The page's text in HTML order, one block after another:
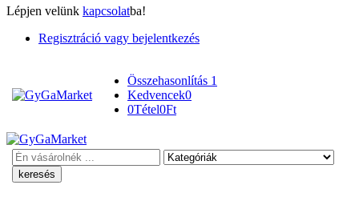
Lépjen velünk kapcsolatba!
Regisztráció vagy bejelentkezés
Összehasonlítás 1
Kedvencek0
0Tétel0Ft
Keresés